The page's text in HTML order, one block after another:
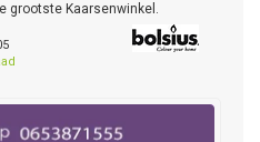
grootste Kaarsenwinkel.